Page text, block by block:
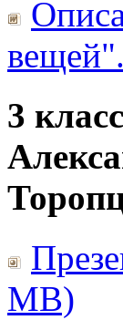
3
MB)